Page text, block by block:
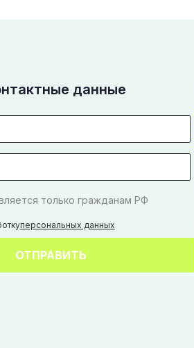
данные
только гражданам РФ
персональных данных
ОТПРАВИТЬ